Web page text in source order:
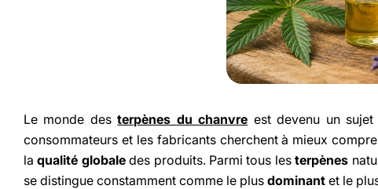
Le monde desterpènes du chanvre est devenu un
consommateurs et les fabricants cherchent à mieux
laqualité globaledes produits. Parmi tous lesterpènes
se distingue constamment comme le plus dominant et le